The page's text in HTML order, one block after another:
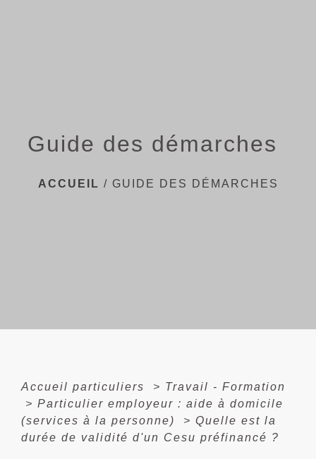
Guide des démarches
ACCUEIL / GUIDE DES DÉMARCHES
Accueil particuliers > Travail - Formation
> Particulier employeur : aide à domicile
(services à la personne)
> Quelle est la
durée de validité d'un Cesu préfinancé ?